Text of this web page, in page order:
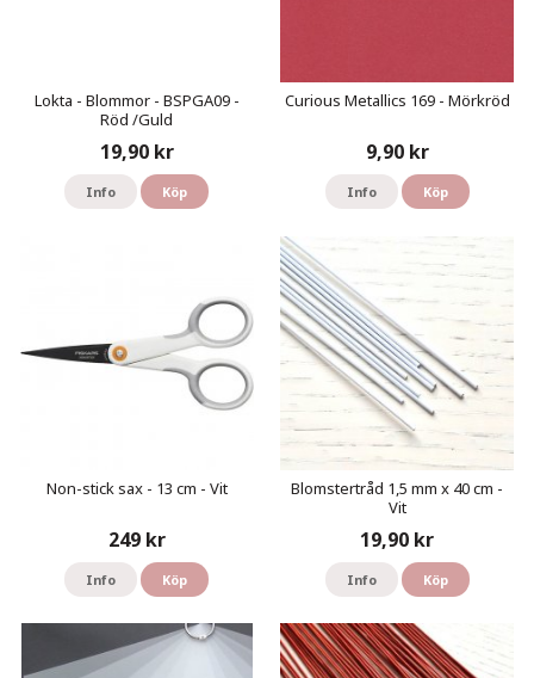
Lokta - Blommor - BSPGA09 -
Röd /Guld
19,90 kr
Info Köp
Curious Metallics 169 - Mörkröd
9,90 kr
Info Köp
Non-stick sax - 13 cm - Vit
249 kr
Info Köp
Blomstertråd 1,5 mm x 40 cm -
Vit
19,90 kr
Info Köp